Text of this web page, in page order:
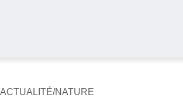
ACTUALITÉ/NATURE